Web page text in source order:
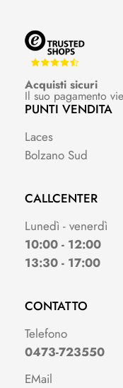
Acquisti sicuri
Il suo pagamento
PUNTI VENDITA
Laces
Bolzano Sud
CALLCENTER
Lunedì - venerdì
10:00 - 12:00
13:30 - 17:00
CONTATTO
Telefono
0473-723550
EMail